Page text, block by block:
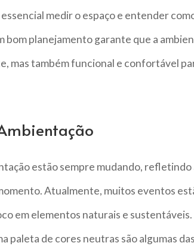
medir o espaço e entender
bom planejamento garante que a
mas também funcional e confortável
estão sempre mudando,
Atualmente, muitos eventos
em elementos naturais e sustentáveis.
paleta de cores neutras são algumas